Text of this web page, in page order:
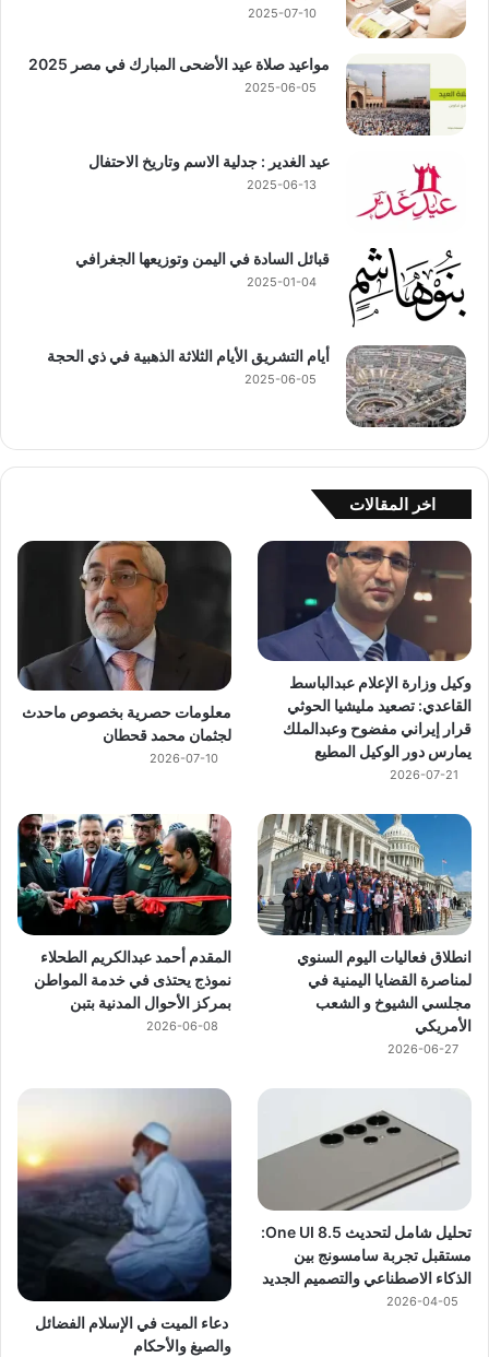
2025-07-10
مواعيد صلاة عيد الأضحى المبارك في مصر 2025
2025-06-05
عيد الغدير : جدلية الاسم وتاريخ الاحتفال
2025-06-13
قبائل السادة في اليمن وتوزيعها الجغرافي
2025-01-04
أيام التشريق الأيام الثلاثة الذهبية في ذي الحجة
2025-06-05
اخر المقالات
وكيل وزارة الإعلام عبدالباسط
القاعدي: تصعيد مليشيا الحوثي
قرار إيراني مفضوح وعبدالملك
يمارس دور الوكيل المطيع
2026-07-21
معلومات حصرية بخصوص ماحدث
لجثمان محمد قحطان
2026-07-10
انطلاق فعاليات اليوم السنوي
لمناصرة القضايا اليمنية في
مجلسي الشيوخ و الشعب
الأمريكي
2026-06-27
المقدم أحمد عبدالكريم الطحلاء
نموذج يحتذى في خدمة المواطن
بمركز الأحوال المدنية بتبن
2026-06-08
تحليل شامل لتحديث One UI 8.5:
مستقبل تجربة سامسونج بين
الذكاء الاصطناعي والتصميم الجديد
2026-04-05
دعاء الميت في الإسلام الفضائل
والصيغ والأحكام